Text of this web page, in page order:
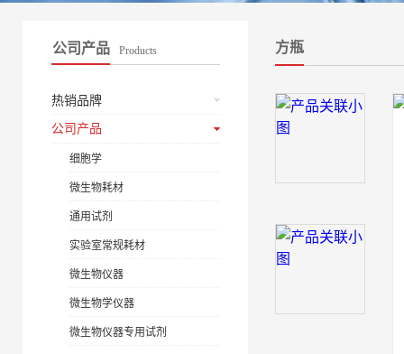
公司产品 Products
热销品牌
公司产品
细胞学
微生物耗材
通用试剂
实验室常规耗材
微生物仪器
微生物学仪器
微生物仪器专用试剂
方瓶